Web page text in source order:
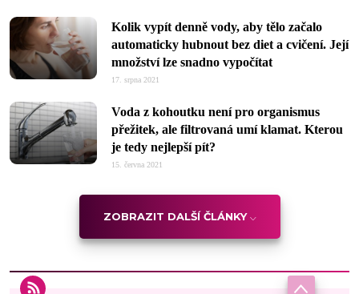
Kolik vypít denně vody, aby tělo začalo
automaticky hubnout bez diet a cvičení. Její
množství lze snadno vypočítat
17. srpna 2021
Voda z kohoutku není pro organismus
přežitek, ale filtrovaná umí klamat. Kterou
je tedy nejlepší pít?
15. června 2021
ZOBRAZIT DALŠÍ ČLÁNKY